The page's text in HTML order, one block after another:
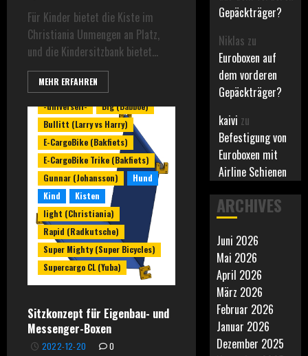
Für Kinder bietet die Kiste im
Christiania Unmengen an Platz,
und die Kindersitzbank bietet...
MEHR ERFAHREN
-universell-
Big (Babboe)
Bullitt (Larry vs Harry)
E-CargoBike (Bakfiets)
E-CargoBike Trike (Bakfiets)
Gunnar (Johansson)
Hund
Kind
Kisten
light (Christiania)
Rapid (Radkutsche)
Super Mighty (Super Bicycles)
Supercargo CL (Yuba)
Sitzkonzept für Eigenbau- und
Messenger-Boxen
2022-12-20 0
Gepäckträger?
Niklas zu
Euroboxen auf
dem vorderen
Gepäckträger?
kaivi zu
Befestigung von
Euroboxen mit
Airline Schienen
ARCHIVES
Juni 2026
Mai 2026
April 2026
März 2026
Februar 2026
Januar 2026
Dezember 2025